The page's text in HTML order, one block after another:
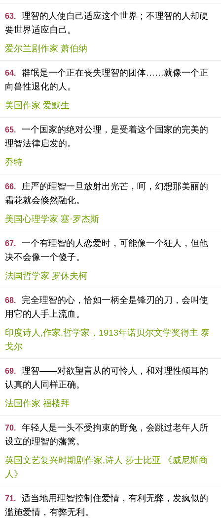
63.
理智的人使自己适应这个世界；不理智的人却硬
要世界适应自己。
爱尔兰剧作家 萧伯纳
64.
群氓是一个正在丧失理智的团体……就像一个正
向兽性退化的人。
美国作家 爱默生
65.
一个国家的绝对公理，是受着这个国家的完美的
理智法律启发的。
乔特
66.
庄严的理智一旦放射出光芒，呵，幻想那美丽的
霜花就会倏然融化。
美国心理学家 塞·罗杰斯
67.
一个有理智的人恋爱时，可能像一个狂人，但他
决不会像一个傻子。
法国哲学家 罗休夫柯
68.
完全理智的心，恰如一柄全是锋刃的刀，会叫使
用它的人手上流血。
印度诗人,作家,哲学家，1913年诺贝尔文学奖得主 泰
戈尔
69.
理智——对欲望盲从的可怜人，和对理性倾耳的
认真的人同样正确。
法国作家 福楼拜
70.
年轻人是一头不受拘束的野兔，会跳过老年人所
设立的理智的藩篱。
英国文艺复兴时期剧作家,诗人 莎士比亚 《威尼斯商
人》
71.
适当地用理智控制住爱情，有利无弊，发疯似的
滥施爱情，有弊无利。